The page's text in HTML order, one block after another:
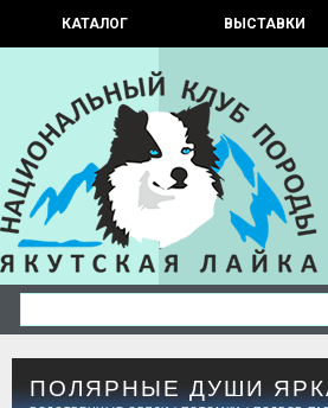
КАТАЛОГ ВЫСТАВКИ
ПОЛЯРНЫЕ ДУШИ